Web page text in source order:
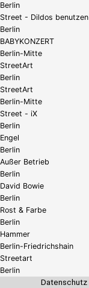
Berlin
Street - Dildos benutzen
Berlin
BABYKONZERT
Berlin-Mitte
StreetArt
Berlin
StreetArt
Berlin-Mitte
Street - iX
Berlin
Engel
Berlin
Außer Betrieb
Berlin
David Bowie
Berlin
Rost & Farbe
Berlin
Hammer
Berlin-Friedrichshain
Streetart
Berlin
Datenschutz